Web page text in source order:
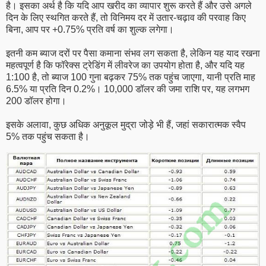
है। इसका अर्थ है कि यदि आप खरीद का व्यापार शुरू करते हैं और उसे अगले
दिन के लिए स्थगित करते हैं, तो विनिमय दर में उतार-चढ़ाव की परवाह किए
बिना, आप पर +0.75% प्रति वर्ष का शुल्क लगेगा।
इतनी कम ब्याज दरों पर पैसा कमाना संभव लग सकता है, लेकिन यह याद रखना
महत्वपूर्ण है कि फॉरेक्स ट्रेडिंग में लीवरेज का उपयोग होता है, और यदि यह
1:100 है, तो ब्याज 100 गुना बढ़कर 75% तक पहुंच जाएगा, यानी प्रति माह
6.5% या प्रति दिन 0.2%। 10,000 डॉलर की जमा राशि पर, यह लगभग
200 डॉलर होगा।
इसके अलावा, कुछ अधिक अनुकूल मुद्रा जोड़े भी हैं, जहां सकारात्मक स्वैप
5% तक पहुंच सकता है।